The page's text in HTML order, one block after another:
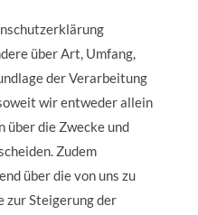
über Art, Umfang,
der Verarbeitung
wir entweder allein
über die Zwecke und
Zudem
über die von uns zu
zur Steigerung der